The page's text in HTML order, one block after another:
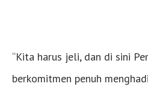
“Kita harus jeli, dan di sini
berkomitmen penuh